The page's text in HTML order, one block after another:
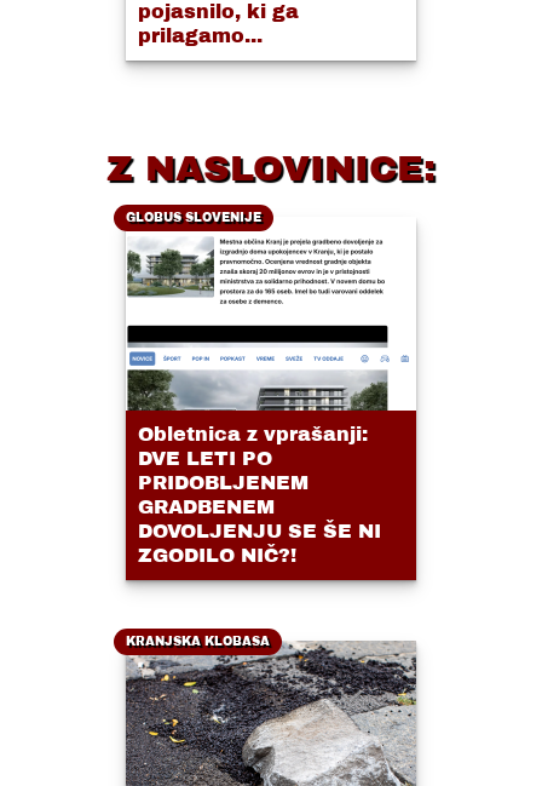
pojasnilo, ki ga
prilagamo...
Z NASLOVINICE:
GLOBUS SLOVENIJE
Obletnica z vprašanji:
DVE LETI PO
PRIDOBLJENEM
GRADBENEM
DOVOLJENJU SE ŠE NI
ZGODILO NIČ?!
KRANJSKA KLOBASA